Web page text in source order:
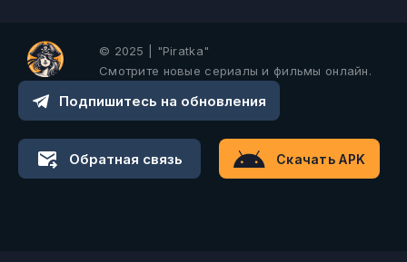
© 2025 | "Piratka"
Смотрите новые сериалы и фильмы онлайн.
Подпишитесь на обновления
Обратная связь Скачать APK